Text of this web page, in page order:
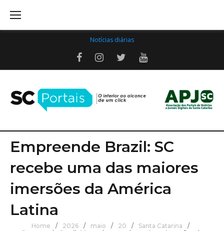
content
Notícias diárias
FacebookInstagram
TwitterYoutube
Empreende Brazil: SC
recebe uma das maiores
imersões da América
Latina
Home / 2026 / maio / 20 / Santa Catarina
/